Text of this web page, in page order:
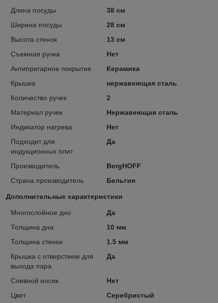
Длина посуды
38 см
Ширина посуды
28 см
Высота стенок
13 см
Съемная ручка
Нет
Антипригарное покрытие
Керамика
Крышка
нержавеющая сталь
Количество ручек
2
Материал ручек
Нержавеющая сталь
Индикатор нагрева
Нет
Подходит для
индукционных плит
Да
Производитель
BergHOFF
Страна производитель
Бельгия
Дополнительные характеристики
Многослойное дно
Да
Толщина дна
10 мм
Толщина стенки
1.5 мм
Крышка с отверстием для
выхода пара
Да
Сливной носик
Нет
Цвет
Серебристый